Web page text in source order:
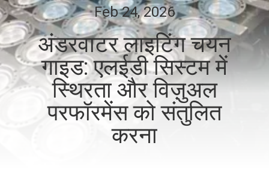
कारखाना
भ्रमण
गुणवत्ता
नियंत्रण
Feb 24, 2026
अंडरवाटर लाइटिंग चयन
गाइड: एलईडी सिस्टम में
स्थिरता और विज़ुअल
परफॉरमेंस को संतुलित
करना